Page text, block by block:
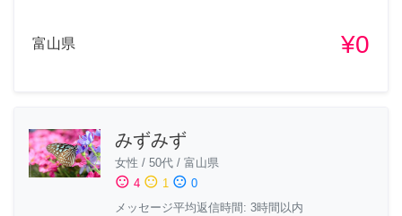
富山県 ¥0
みずみず
女性 / 50代 / 富山県
sentiment_satisfied 4 sentiment_neutral 1 sentiment_dissatisfied 0
メッセージ平均返信時間: 3時間以内